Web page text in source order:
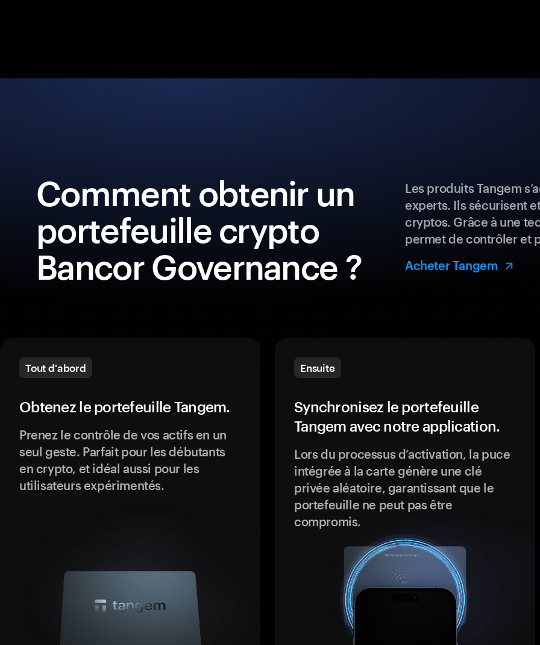
Comment obtenir un
portefeuille crypto
Bancor Governance ?
Les produits Tangem
experts. Ils sécurisent
cryptos. Grâce à une
permet de contrôler et
Acheter Tangem
Tout d'abord
Obtenez le portefeuille Tangem.
Prenez le contrôle de vos actifs en un
seul geste. Parfait pour les débutants
en crypto, et idéal aussi pour les
utilisateurs expérimentés.
Ensuite
Synchronisez le portefeuille
Tangem avec notre application.
Lors du processus d’activation, la puce
intégrée à la carte génère une clé
privée aléatoire, garantissant que le
portefeuille ne peut pas être
compromis.